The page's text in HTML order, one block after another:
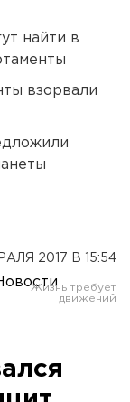
найти в
взорвали
2017 В 15:54